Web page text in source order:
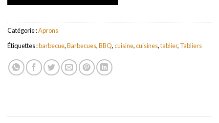
Catégorie :Aprons
Étiquettes :barbecue,Barbecues,BBQ,cuisine,cuisines,tablier, Tabliers